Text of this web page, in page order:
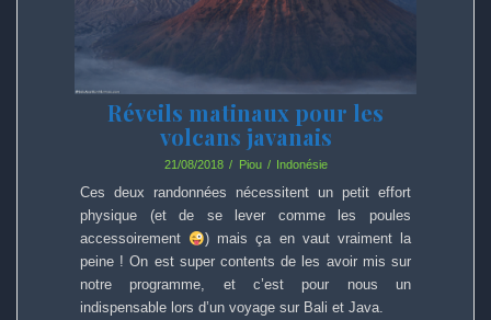
Réveils matinaux pour les
volcans javanais
21/08/2018 Piou Indonésie
Ces deux randonnées nécessitent un petit effort
physique (et de se lever comme les poules
accessoirement
) mais ça en vaut vraiment la
peine ! On est super contents de les avoir mis sur
notre programme, et c’est pour nous un
indispensable lors d’un voyage sur Bali et Java.